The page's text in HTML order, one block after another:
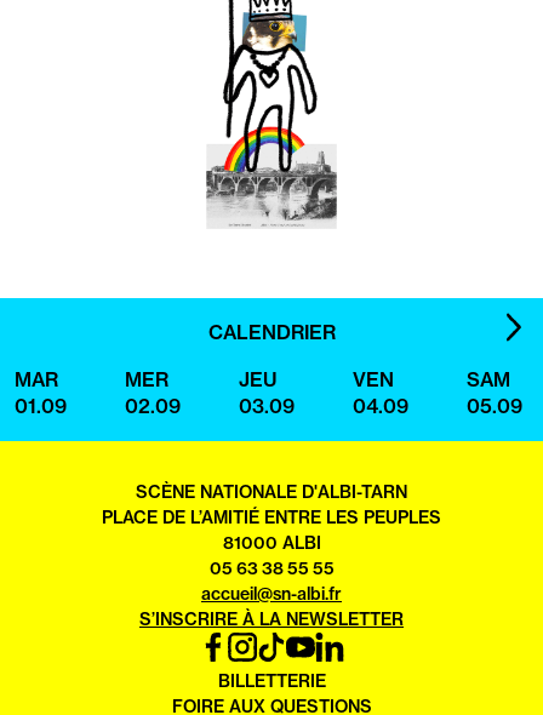
CALENDRIER
MAR
01.09
MER
02.09
JEU
03.09
VEN
04.09
SAM
05.09
SCÈNE NATIONALE D'ALBI-TARN
PLACE DE L’AMITIÉ ENTRE LES PEUPLES
81000 ALBI
05 63 38 55 55
accueil@sn-albi.fr
S’INSCRIRE À LA NEWSLETTER
FACEBOOK
INSTAGRAM
TIKTOKYOUTUBE
LINKEDIN
OUVRIR
DANS
BILLETTERIE
FOIRE AUX QUESTIONS